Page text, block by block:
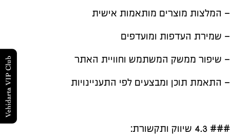
– המלצות מוצרים מותאמות אישית
– שמירת העדפות ומועדפים
– שיפור ממשק המשתמש וחוויית האתר
– התאמת תוכן ומבצעים לפי התעניינויות
### 4.3 שיווק ותקשורת: